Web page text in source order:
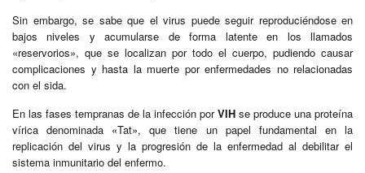
Sin embargo, se sabe que el virus puede seguir reproduciéndose en
bajos niveles y acumularse de forma latente en los llamados
«reservorios», que se localizan por todo el cuerpo, pudiendo causar
complicaciones y hasta la muerte por enfermedades no relacionadas
con el sida.
En las fases tempranas de la infección porVIH se produce una proteína
vírica denominada «Tat», que tiene un papel fundamental en la
replicación del virus y la progresión de la enfermedad al debilitar el
sistema inmunitario del enfermo.